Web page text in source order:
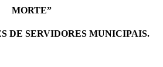
MORTE”
DE SERVIDORES MUNICIPAIS.